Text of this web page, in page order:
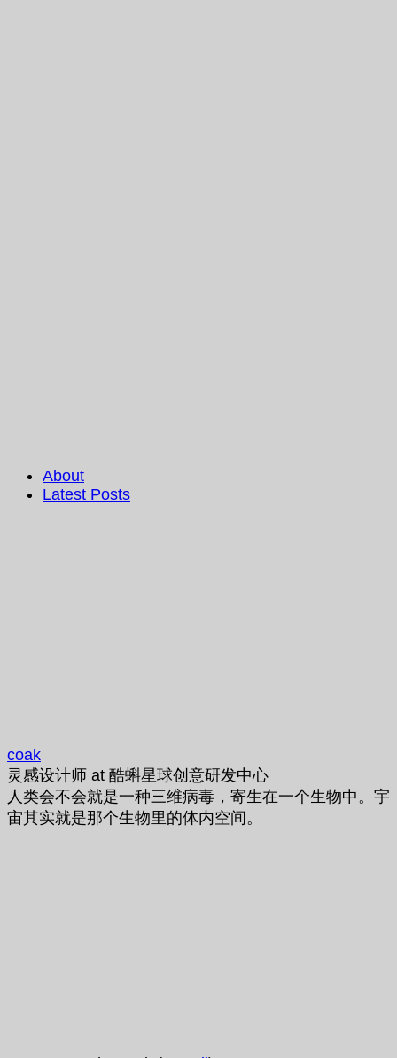
About
Latest Posts
coak
灵感设计师 at 酷蝌星球创意研发中心
人类会不会就是一种三维病毒，寄生在一个生物中。宇
宙其实就是那个生物里的体内空间。